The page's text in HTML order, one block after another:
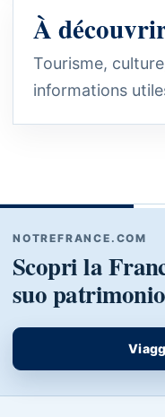
À
Tourisme,
informations
NOTREFRANCE.COM
Scopri la
suo patrimonio